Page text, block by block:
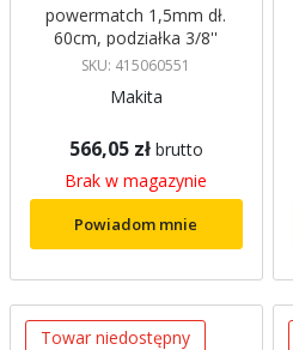
powermatch 1,5mm dł.
60cm, podziałka 3/8''
dolmar Makita
SKU: 415060551
Makita
566,05 zł brutto
Brak w magazynie
Powiadom mnie
Towar niedostępny